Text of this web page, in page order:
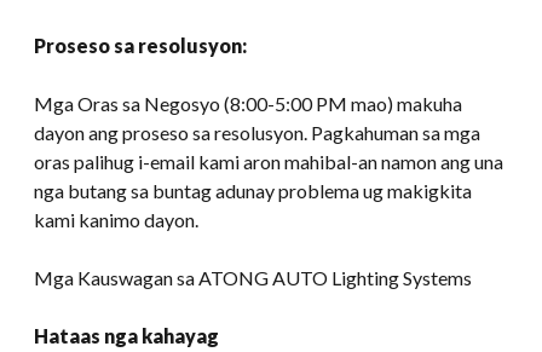
Proseso sa resolusyon:
Mga Oras sa Negosyo (8:00-5:00 PM mao) makuha
dayon ang proseso sa resolusyon. Pagkahuman sa mga
oras palihug i-email kami aron mahibal-an namon ang una
nga butang sa buntag adunay problema ug makigkita
kami kanimo dayon.
Mga Kauswagan sa ATONG AUTO Lighting Systems
Hataas nga kahayag